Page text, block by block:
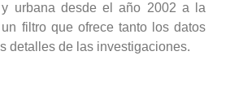
y urbana desde el año 2002 a la
filtro que ofrece tanto los datos
detalles de las investigaciones.